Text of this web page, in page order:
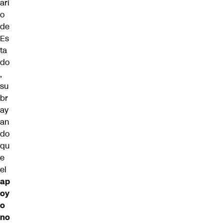
ari
o
de
Es
ta
do
,
su
br
ay
an
do
qu
e
el
ap
oy
o
no